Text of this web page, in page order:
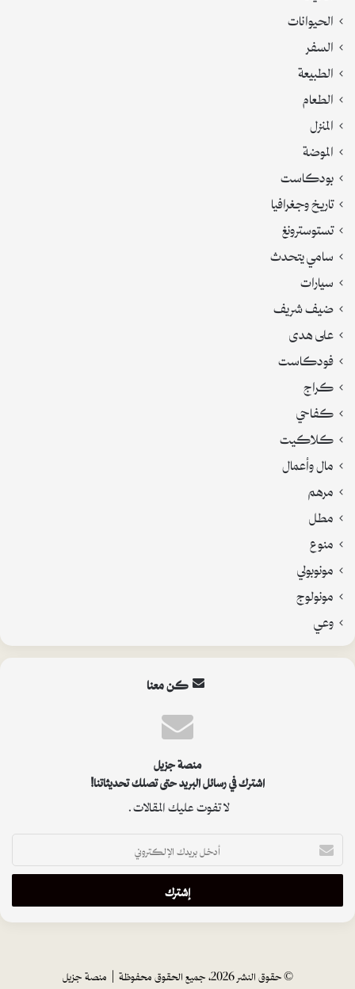
الحيوانات
السفر
الطبيعة
الطعام
المنزل
الموضة
بودكاست
تاريخ وجغرافيا
تستوسترونغ
سامي يتحدث
سيارات
ضيف شريف
على هدى
فودكاست
كراج
كفاحي
كلاكيت
مال وأعمال
مرهم
مطل
منوع
مونوبولي
مونولوج
وعي
كن معنا
منصة جزيل
اشترك في رسائل البريد حتى تصلك تحديثاتنا!
لا تفوت عليك المقالات.
أ
د
خ
ب
ر
© حقوق النشر 2026، جميع الحقوق محفوظة | منصة جزيل